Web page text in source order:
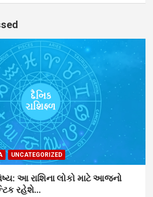
UNCATEGORIZED
આ રાશિના લોકો માટે આજનો
રહેશે…